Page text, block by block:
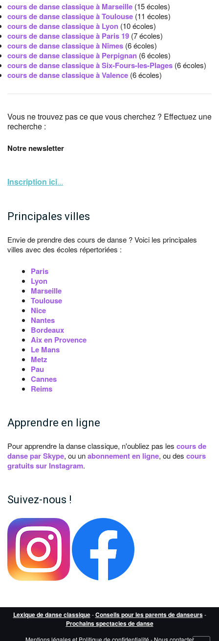
cours de danse classique à Marseille (15 écoles)
cours de danse classique à Toulouse (11 écoles)
cours de danse classique à Lyon (10 écoles)
cours de danse classique à Paris 19 (7 écoles)
cours de danse classique à Nîmes (6 écoles)
cours de danse classique à Perpignan (6 écoles)
cours de danse classique à Six-Fours-les-Plages (6 écoles)
cours de danse classique à Valence (6 écoles)
Vous ne trouvez pas ce que vous cherchez ? Effectuez une
recherche :
Notre newsletter
Inscription ici...
Principales villes
Envie de prendre des cours de danse ? Voici les principales
villes avec des écoles répertoriées :
Paris
Lyon
Marseille
Toulouse
Nice
Nantes
Bordeaux
Aix en Provence
Le Mans
Metz
Pau
Cannes
Reims
Apprendre en ligne
Pour apprendre la danse classique, n'oubliez pas les cours de
danse par Skype, ou unabonnement en ligne, ou des cours
gratuits sur Instagram.
Suivez-nous !
Lexique de danse classique-Conseils pour les parents de danseurs-
Prochains spectacles de danse